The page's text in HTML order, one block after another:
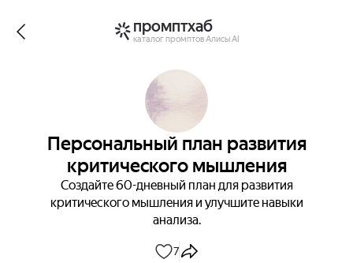
промптхаб
каталог промптов Алисы AI
Персональный план развития
критического мышления
Создайте 60-дневный план для развития
критического мышления и улучшите навыки
анализа.
7